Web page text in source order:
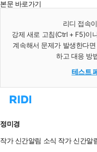
본문 바로가기
리디 접속
강제 새로 고침(Ctrl + F5)이
계속해서 문제가 발생한다
하고 대응 방
테스트
리
으
로
이
동
정미경
작가 신간알림 소식 작가 신간알